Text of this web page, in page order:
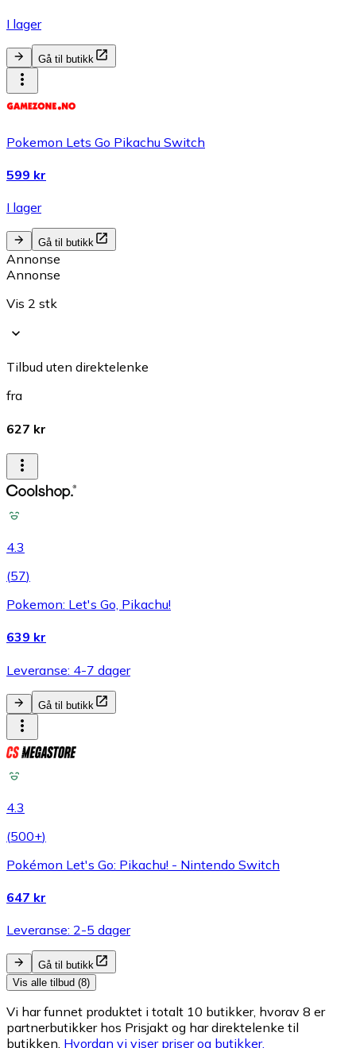
I lager
Gå til butikk
Pokemon Lets Go Pikachu Switch
599 kr
I lager
Gå til butikk
Annonse
Annonse
Vis 2 stk
Tilbud uten direktelenke
fra
627 kr
4.3
(57)
Pokemon: Let's Go, Pikachu!
639 kr
Leveranse: 4-7 dager
Gå til butikk
4.3
(500+)
Pokémon Let's Go: Pikachu! - Nintendo Switch
647 kr
Leveranse: 2-5 dager
Gå til butikk
Vis alle tilbud (8)
Vi har funnet produktet i totalt 10 butikker, hvorav 8 er
partnerbutikker hos Prisjakt og har direktelenke til
butikken. Hvordan vi viser priser og butikker.